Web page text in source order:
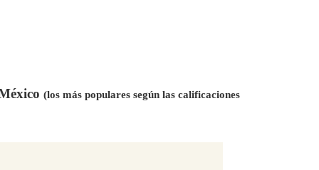
(los más populares según las calificaciones